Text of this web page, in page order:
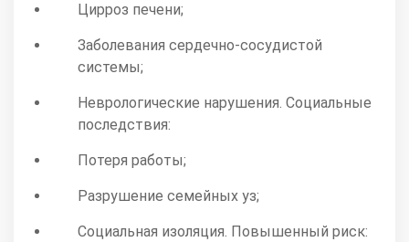
Цирроз печени;
Заболевания сердечно-сосудистой
системы;
Неврологические нарушения. Социальные
последствия:
Потеря работы;
Разрушение семейных уз;
Социальная изоляция. Повышенный риск: